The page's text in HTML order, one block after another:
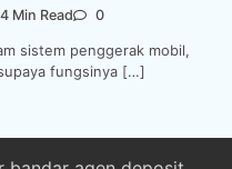
4 Min Read 0
sistem penggerak mobil,
fungsinya […]